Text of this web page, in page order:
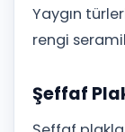
Yaygın
rengi
Şeffaf